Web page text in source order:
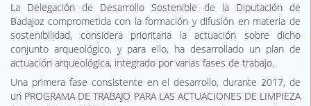
La Delegación de Desarrollo Sostenible de la Diputación de
Badajoz comprometida con la formación y difusión en materia de
sostenibilidad, considera prioritaria la actuación sobre dicho
conjunto arqueológico, y para ello, ha desarrollado un plan de
actuación arqueológica, integrado por varias fases de trabajo.
Una primera fase consistente en el desarrollo, durante 2017, de
un PROGRAMA DE TRABAJO PARA LAS ACTUACIONES DE LIMPIEZA